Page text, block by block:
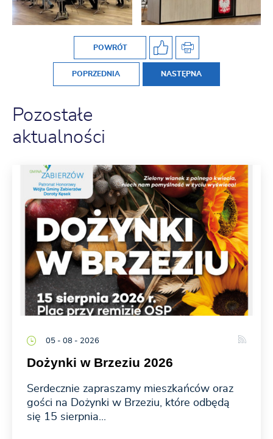
POWRÓT
POPRZEDNIA NASTĘPNA
Pozostałe
aktualności
05 - 08 - 2026
Dożynki w Brzeziu 2026
Serdecznie zapraszamy mieszkańców oraz
gości na Dożynki w Brzeziu, które odbędą
się 15 sierpnia...